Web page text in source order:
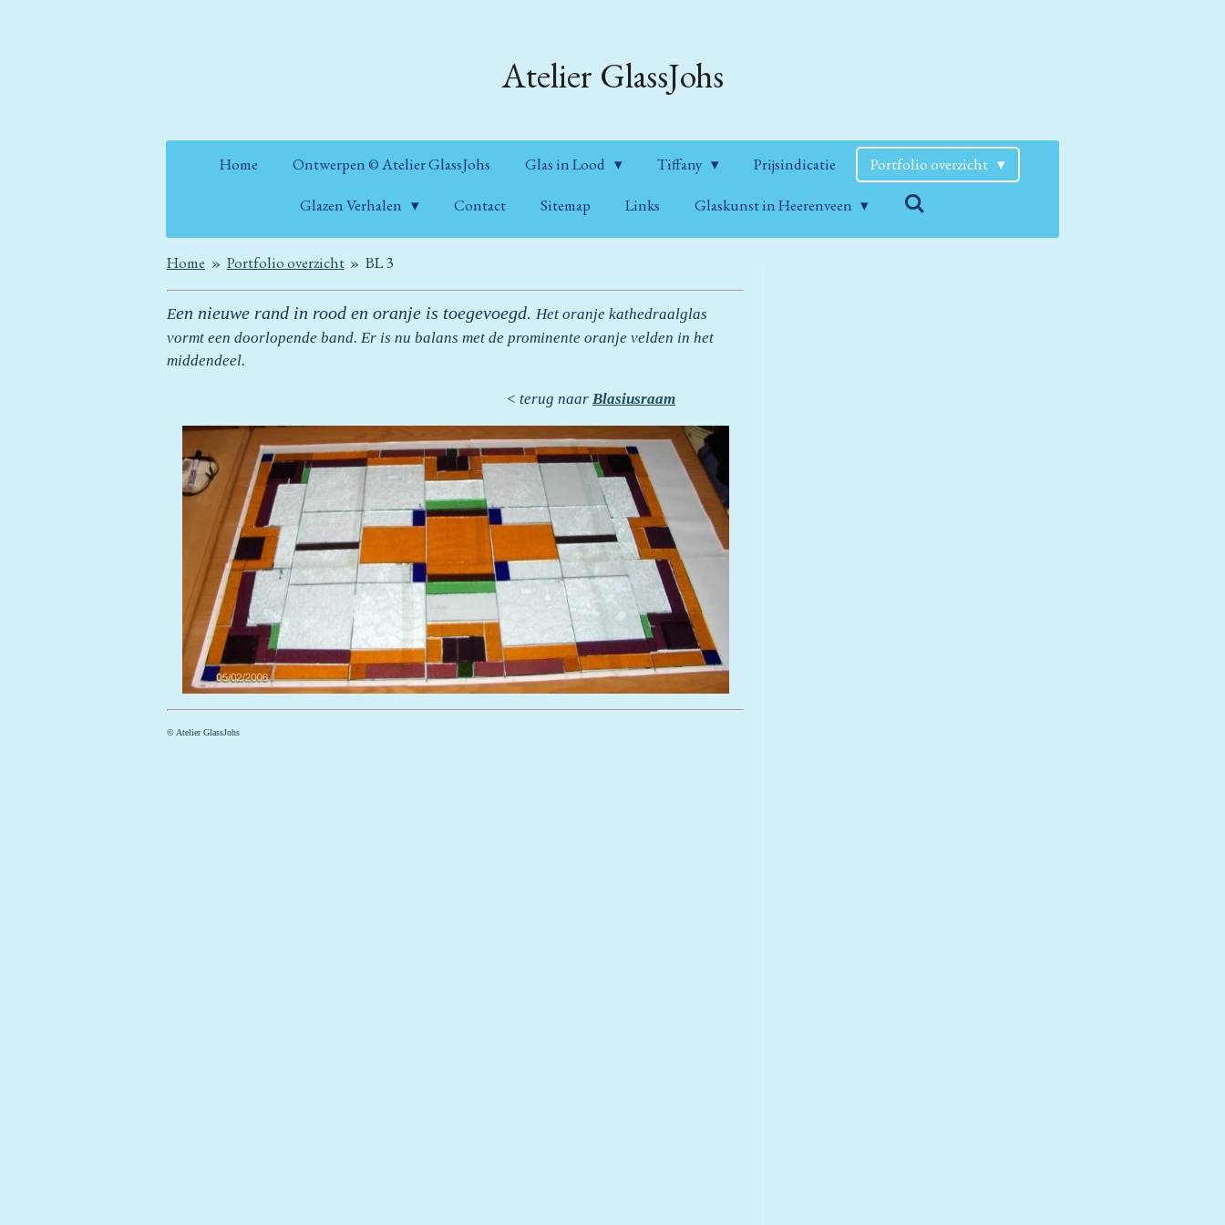
Atelier GlassJohs
Home Ontwerpen © Atelier GlassJohs Glas in Lood Tiffany Prijsindicatie Portfolio overzicht
Glazen Verhalen Contact Sitemap Links Glaskunst in Heerenveen
Home » Portfolio overzicht » BL 3
Een nieuwe rand in rood en oranje is toegevoegd. Het oranje kathedraalglas
vormt een doorlopende band. Er is nu balans met de prominente oranje velden in het
middendeel.
< terug naar Blasiusraam
© Atelier GlassJohs